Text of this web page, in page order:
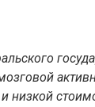
низкой